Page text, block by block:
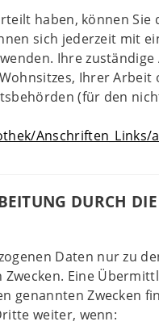
haben, können
sich jederzeit mit
Ihre
Ihrer
(für den
Anschriften_Links/
DURCH
Daten nur zu
Eine
genannten Zwecken
weiter, wenn: